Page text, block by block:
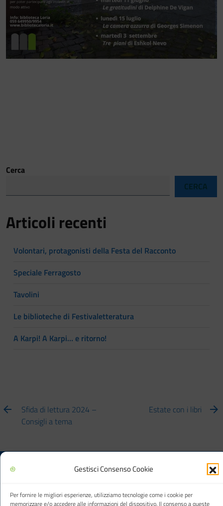
Gestisci Consenso Cookie
Per fornire le migliori esperienze, utilizziamo tecnologie come i cookie per
memorizzare e/o accedere alle informazioni del dispositivo. Il consenso a queste
Cerca
CERCA
Articoli recenti
Volontari, protagonisti della Festa del Racconto
Speciale Ferragosto
Tavolini
Le biblioteche di Festivaletteratura
A Karpi! A Karpi… e ritorno!
Sfida di lettura 2024 –
Consigli a tema
Estate con i libri